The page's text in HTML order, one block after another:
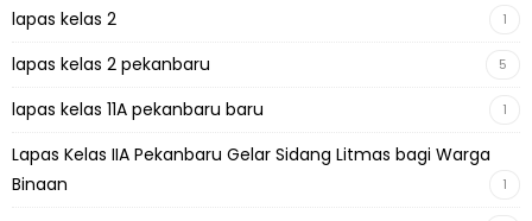
lapas kelas 2 1
lapas kelas 2 pekanbaru 5
lapas kelas 11A pekanbaru baru 1
Lapas Kelas IIA Pekanbaru Gelar Sidang Litmas bagi Warga
Binaan
1